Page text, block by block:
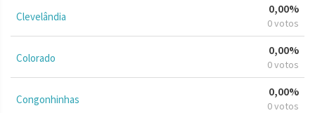
Clevelândia
0,00%
0 votos
Colorado
0,00%
0 votos
Congonhinhas
0,00%
0 votos